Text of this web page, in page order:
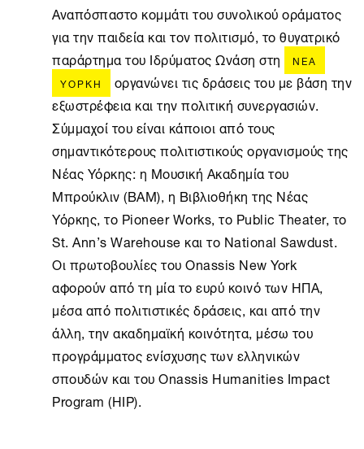
Αναπόσπαστο κομμάτι του συνολικού οράματος
για την παιδεία και τον πολιτισμό, το θυγατρικό
παράρτημα του Ιδρύματος Ωνάση στη
ΝΈΑ
ΥΌΡΚΗ
οργανώνει τις δράσεις του με βάση την
εξωστρέφεια και την πολιτική συνεργασιών.
Σύμμαχοί του είναι κάποιοι από τους
σημαντικότερους πολιτιστικούς οργανισμούς της
Νέας Υόρκης: η Μουσική Ακαδημία του
Μπρούκλιν (ΒΑΜ), η Βιβλιοθήκη της Νέας
Υόρκης, το Pioneer Works, το Public Theater, το
St. Ann’s Warehouse και το National Sawdust.
Οι πρωτοβουλίες του Onassis New York
αφορούν από τη μία το ευρύ κοινό των ΗΠΑ,
μέσα από πολιτιστικές δράσεις, και από την
άλλη, την ακαδημαϊκή κοινότητα, μέσω του
προγράμματος ενίσχυσης των ελληνικών
σπουδών και του Onassis Humanities Impact
Program (HIP).